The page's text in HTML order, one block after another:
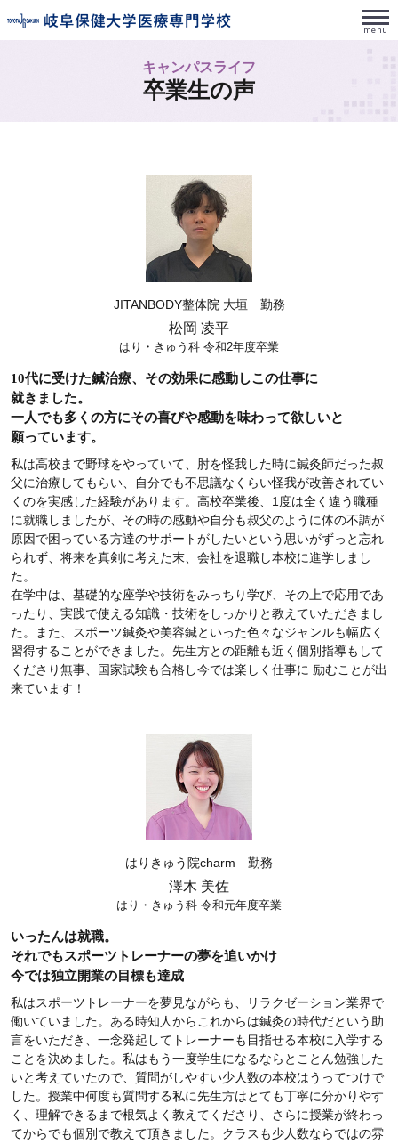
キャンパスライフ
卒業生の声
JITANBODY整体院 大垣 勤務
松岡 凌平
はり・きゅう科 令和2年度卒業
10代に受けた鍼治療、その効果に感動しこの仕事に
就きました。
一人でも多くの方にその喜びや感動を味わって欲しいと
願っています。
私は高校まで野球をやっていて、肘を怪我した時に鍼灸師だった叔
父に治療してもらい、自分でも不思議なくらい怪我が改善されてい
くのを実感した経験があります。高校卒業後、1度は全く違う職種
に就職しましたが、その時の感動や自分も叔父のように体の不調が
原因で困っている方達のサポートがしたいという思いがずっと忘れ
られず、将来を真剣に考えた末、会社を退職し本校に進学しまし
た。
在学中は、基礎的な座学や技術をみっちり学び、その上で応用であ
ったり、実践で使える知識・技術をしっかりと教えていただきまし
た。また、スポーツ鍼灸や美容鍼といった色々なジャンルも幅広く
習得することができました。先生方との距離も近く個別指導もして
くださり無事、国家試験も合格し今では楽しく仕事に 励むことが出
来ています！
はりきゅう院charm 勤務
澤木 美佐
はり・きゅう科 令和元年度卒業
いったんは就職。
それでもスポーツトレーナーの夢を追いかけ
今では独立開業の目標も達成
私はスポーツトレーナーを夢見ながらも、リラクゼーション業界で
働いていました。ある時知人からこれからは鍼灸の時代だという助
言をいただき、一念発起してトレーナーも目指せる本校に入学する
ことを決めました。私はもう一度学生になるならとことん勉強した
いと考えていたので、質問がしやすい少人数の本校はうってつけで
した。授業中何度も質問する私に先生方はとても丁寧に分かりやす
く、理解できるまで根気よく教えてくださり、さらに授業が終わっ
てからでも個別で教えて頂きました。クラスも少人数ならではの雰